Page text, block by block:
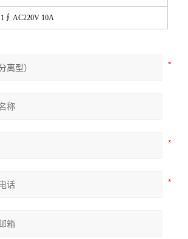
1∮ AC220V 10A